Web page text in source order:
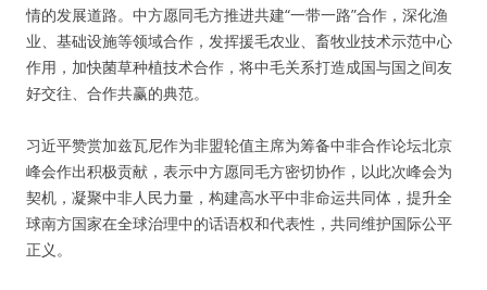
情的发展道路。中方愿同毛方推进共建“一带一路”合作，深化渔
业、基础设施等领域合作，发挥援毛农业、畜牧业技术示范中心
作用，加快菌草种植技术合作，将中毛关系打造成国与国之间友
好交往、合作共赢的典范。
习近平赞赏加兹瓦尼作为非盟轮值主席为筹备中非合作论坛北京
峰会作出积极贡献，表示中方愿同毛方密切协作，以此次峰会为
契机，凝聚中非人民力量，构建高水平中非命运共同体，提升全
球南方国家在全球治理中的话语权和代表性，共同维护国际公平
正义。